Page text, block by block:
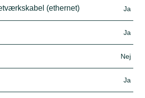
(ethernet) Ja
Ja
Nej
Ja